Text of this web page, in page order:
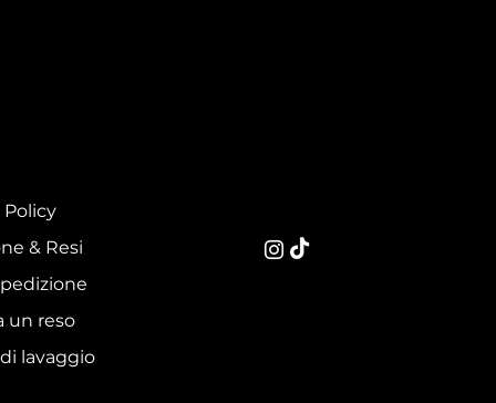
Policy
& Resi
un reso
lavaggio